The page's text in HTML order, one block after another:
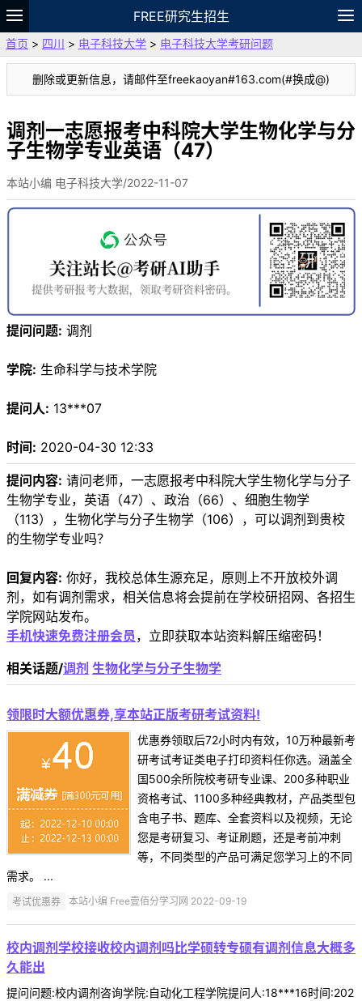
FREE研究生招生
题库
故事 专题 APP 笔记
论坛
VIP
资料
首页 > 四川 > 电子科技大学 > 电子科技大学考研问题
删除或更新信息，请邮件至freekaoyan#163.com(#换成@)
调剂一志愿报考中科院大学生物化学与分
子生物学专业英语（47）
本站小编 电子科技大学/2022-11-07
提问问题: 调剂
学院: 生命科学与技术学院
提问人: 13***07
时间: 2020-04-30 12:33
提问内容: 请问老师，一志愿报考中科院大学生物化学与分子
生物学专业，英语（47）、政治（66）、细胞生物学
（113），生物化学与分子生物学（106），可以调剂到贵校
的生物学专业吗？
回复内容: 你好，我校总体生源充足，原则上不开放校外调
剂，如有调剂需求，相关信息将会提前在学校研招网、各招生
学院网站发布。
手机快速免费注册会员 ，立即获取本站资料解压缩密码！
相关话题/调剂 生物化学与分子生物学
领限时大额优惠券,享本站正版考研考试资料!
优惠券领取后72小时内有效，10万种最新考
研考试考证类电子打印资料任你选。涵盖全
国500余所院校考研专业课、200多种职业
资格考试、1100多种经典教材，产品类型包
含电子书、题库、全套资料以及视频，无论
您是考研复习、考证刷题，还是考前冲刺
等，不同类型的产品可满足您学习上的不同
需求。 ...
考试优惠券 本站小编 Free壹佰分学习网 2022-09-19
校内调剂学校接收校内调剂吗比学硕转专硕有调剂信息大概多
久能出
提问问题:校内调剂咨询学院:自动化工程学院提问人:18***16时间:202